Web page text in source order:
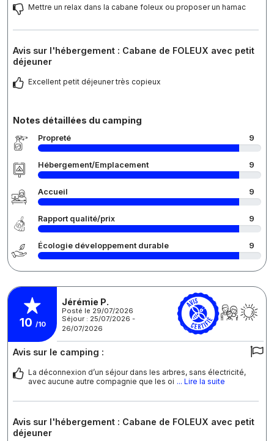
Mettre un relax dans la cabane foleux ou proposer un hamac
Avis sur l'hébergement : Cabane de FOLEUX avec petit
déjeuner
Excellent petit déjeuner très copieux
Notes détaillées du camping
Propreté 9
Hébergement/Emplacement 9
Accueil 9
Rapport qualité/prix 9
Écologie développement durable 9
10 /10
Jérémie P.
Posté le 29/07/2026
Séjour : 25/07/2026 -
26/07/2026
Avis sur le camping :
La déconnexion d’un séjour dans les arbres, sans électricité,
avec aucune autre compagnie que les oi ... Lire la suite
Avis sur l'hébergement : Cabane de FOLEUX avec petit
déjeuner